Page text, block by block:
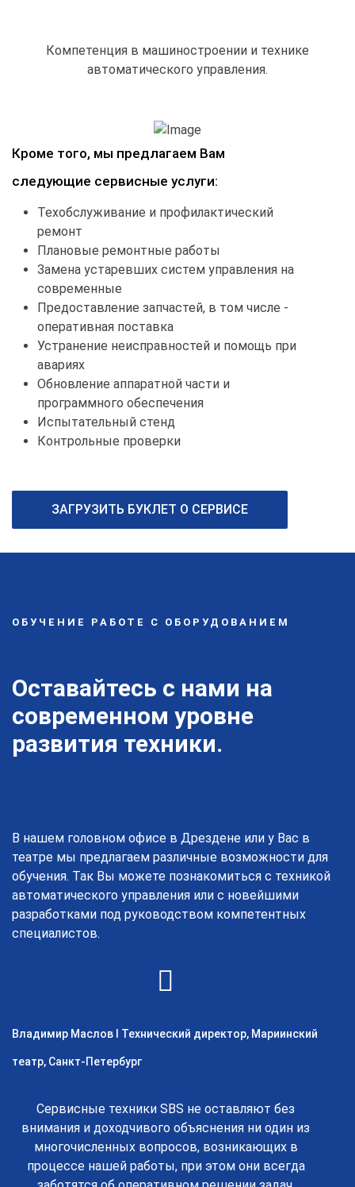
Компетенция в машиностроении и технике
автоматического управления.
Кроме того, мы предлагаем Вам
следующие сервисные услуги:
Техобслуживание и профилактический
ремонт
Плановые ремонтные работы
Замена устаревших систем управления на
современные
Предоставление запчастей, в том числе -
оперативная поставка
Устранение неисправностей и помощь при
авариях
Обновление аппаратной части и
программного обеспечения
Испытательный стенд
Контрольные проверки
ЗАГРУЗИТЬ БУКЛЕТ О СЕРВИСЕ
ОБУЧЕНИЕ РАБОТЕ С ОБОРУДОВАНИЕМ
Оставайтесь с нами на
современном уровне
развития техники.
В нашем головном офисе в Дрездене или у Вас в
театре мы предлагаем различные возможности для
обучения. Так Вы можете познакомиться с техникой
автоматического управления или с новейшими
разработками под руководством компетентных
специалистов.
Владимир Маслов I Технический директор, Мариинский
театр, Санкт-Петербург
Сервисные техники SBS не оставляют без
внимания и доходчивого объяснения ни один из
многочисленных вопросов, возникающих в
процессе нашей работы, при этом они всегда